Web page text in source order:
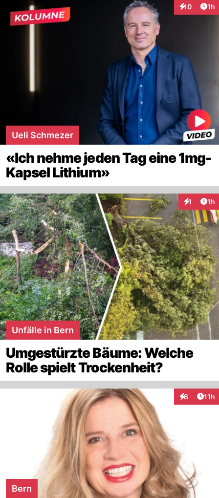
10 1h
Ueli Schmezer
«Ich nehme jeden Tag eine 1mg-
Kapsel Lithium»
1 1h
Unfälle in Bern
Umgestürzte Bäume: Welche
Rolle spielt Trockenheit?
8 11h
Bern